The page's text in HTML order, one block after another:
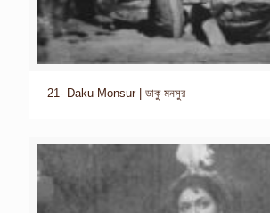
21- Daku-Monsur | ডাকু-মনসুর